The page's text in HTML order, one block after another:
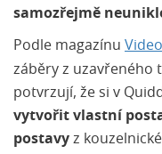
samozřejmě
Podle magazínu
záběry z uzavřeného
potvrzují, že si v
vytvořit vlastní
postavy z